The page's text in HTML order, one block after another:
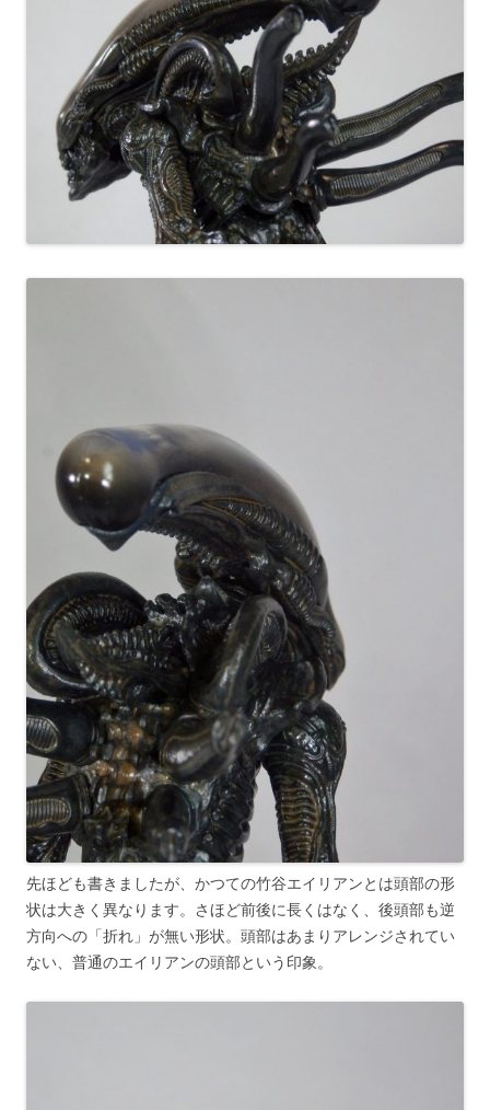
先ほども書きましたが、かつての竹谷エイリアンとは頭部の形
状は大きく異なります。さほど前後に長くはなく、後頭部も逆
方向への「折れ」が無い形状。頭部はあまりアレンジされてい
ない、普通のエイリアンの頭部という印象。